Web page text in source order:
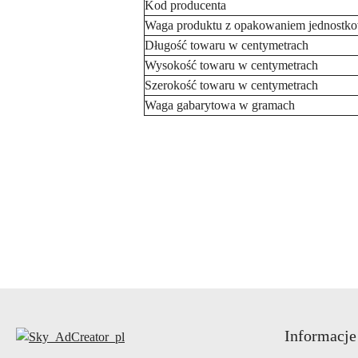
Kod producenta
Waga produktu z opakowaniem
Długość towaru w centymetrach
Wysokość towaru w centymetrach
Szerokość towaru w centymetrach
Waga gabarytowa w gramach
Informacje